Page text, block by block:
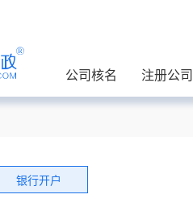
公司核名 注册公司
银行开户